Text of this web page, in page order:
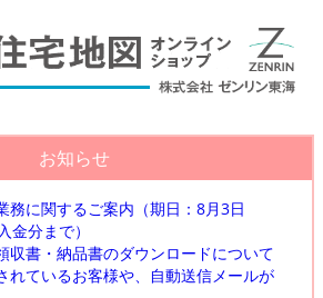
お知らせ
務に関するご案内（期日：8月3日
金分まで）
収書・納品書のダウンロードについて
れているお客様や、自動送信メールが